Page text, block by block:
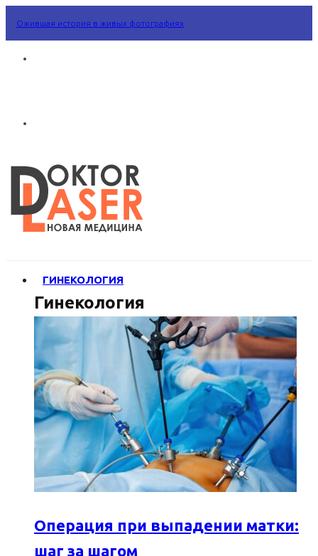
Ожившая история в живых фотографиях
ГИНЕКОЛОГИЯ
Гинекология
Операция при выпадении матки:
шаг за шагом